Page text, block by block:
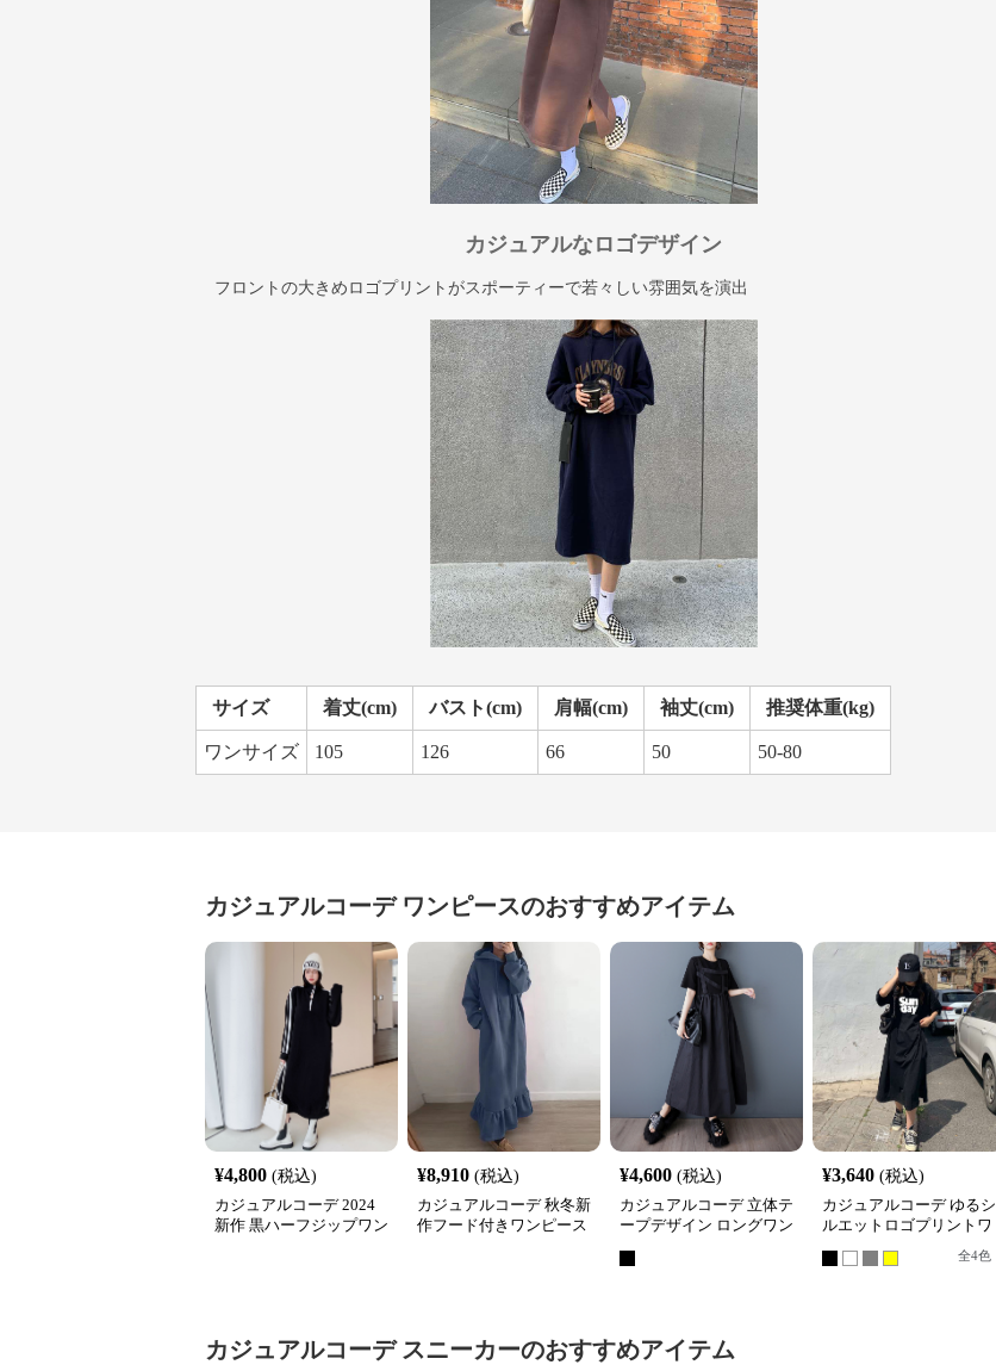
カジュアルなロゴデザイン
フロントの大きめロゴプリントがスポーティーで若々しい雰囲気を演出
サイズ 着丈(cm) バスト(cm) 肩幅(cm) 袖丈(cm) 推奨体重(kg)
ワンサイズ 105 126 66 50 50-80
カジュアルコーデ ワンピースのおすすめアイテム
¥4,800 (税込)
カジュアルコーデ 2024
新作 黒ハーフジップワン
¥8,910 (税込)
カジュアルコーデ 秋冬新
作フード付きワンピース
¥4,600 (税込)
カジュアルコーデ 立体テ
ープデザイン ロングワン
¥3,640 (税込)
カジュアルコーデ ゆるシ
ルエットロゴプリントワ
全4色
カジュアルコーデ スニーカーのおすすめアイテム